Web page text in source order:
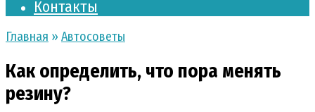
Контакты
Главная » Автосоветы
Как определить, что пора менять
резину?